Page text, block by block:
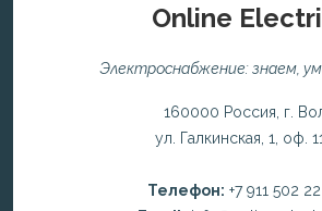
Online
Электроснабжение: знаем,
160000 Россия, г.
ул. Галкинская, 1, оф.
Телефон: +7 911 502